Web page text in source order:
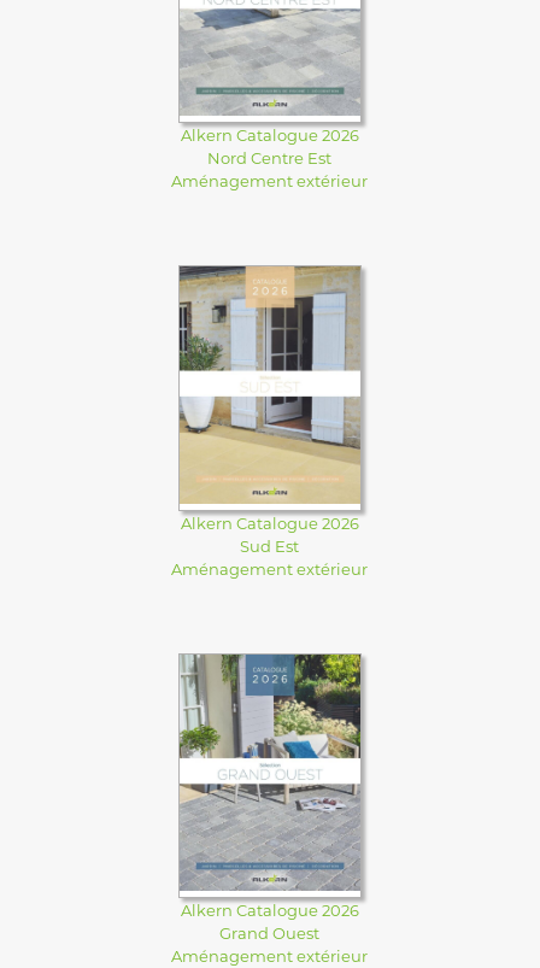
Alkern Catalogue 2026
Nord Centre Est
Aménagement extérieur
Alkern Catalogue 2026
Sud Est
Aménagement extérieur
Alkern Catalogue 2026
Grand Ouest
Aménagement extérieur